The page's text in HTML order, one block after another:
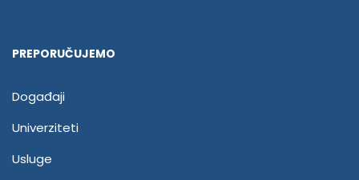
PREPORUČUJEMO
Događaji
Univerziteti
Usluge